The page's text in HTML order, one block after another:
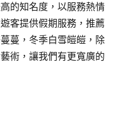
的知名度，以服務熱情
客提供假期服務，推薦
蔓，冬季白雪皚皚，除
術，讓我們有更寬廣的